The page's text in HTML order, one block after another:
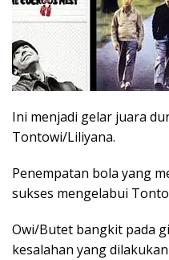
Ini menjadi gelar juara
Tontowi/Liliyana.
Penempatan bola yang
sukses mengelabui
Owi/Butet bangkit pada
kesalahan yang